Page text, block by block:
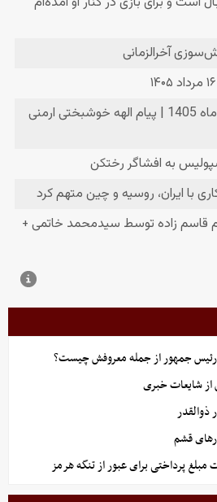
جمهور از جمله معروفش چیست؟
شایعات خبری
ذوالقدر
قشم
پرداختی برای عبور از تنگه هرمز